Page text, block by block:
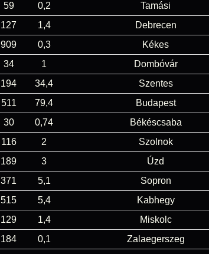
59 0,2 Tamási
127 1,4 Debrecen
909 0,3 Kékes
34 1 Dombóvár
194 34,4 Szentes
511 79,4 Budapest
30 0,74 Békéscsaba
116 2 Szolnok
189 3 Úzd
371 5,1 Sopron
515 5,4 Kabhegy
129 1,4 Miskolc
184 0,1 Zalaegerszeg